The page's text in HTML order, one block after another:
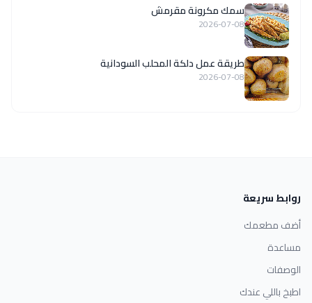
سمك مكرونة مقرمش
2026-07-08
طريقة عمل دلكة المحلب السودانية
2026-07-08
روابط سريعة
أضف مطعمك
مساعدة
الوصفات
اطبخ باللي عندك